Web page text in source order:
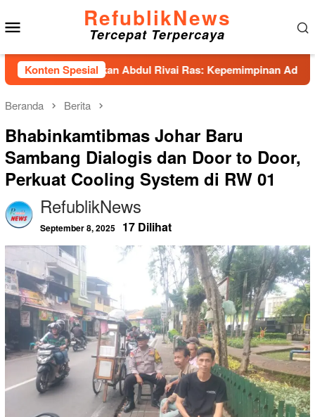
ke
konten
RefublikNews
Tercepat Terpercaya
Konten Spesial
Hadirkan Abdul Rivai Ras: Kepemimpinan Adalah Talenta
Beranda Berita
Bhabinkamtibmas Johar Baru
Sambang Dialogis dan Door to Door,
Perkuat Cooling System di RW 01
RefublikNews
September 8, 2025 17 Dilihat